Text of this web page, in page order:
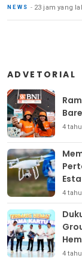
NEWS 23 jam yang
ADVETORIAL
4
4
4